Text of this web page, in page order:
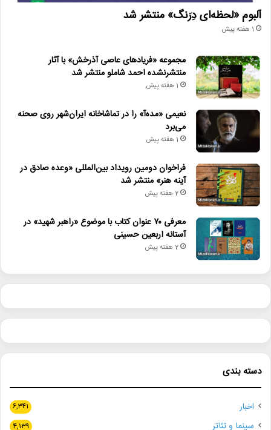
آلبوم «لحظه‌ای دِرَنگ» منتشر شد
1 هفته پیش
مجموعه «فریادهای عاصی آذرخش» با آثار
منتشرنشده احمد شاملو منتشر شد
1 هفته پیش
نعیمی «مده‌آ» را در تماشاخانه ایران‌شهر روی صحنه
می‌برد
1 هفته پیش
فراخوان دومین رویداد بین‌المللی «وعده صادق در
آینه هنر» منتشر شد
2 هفته پیش
معرفی ۷۰ عنوان کتاب با موضوع «راهبر شهید» در
آستانه اربعین حسینی
2 هفته پیش
دسته بندی
اخبار ۶,۳۴۱
سینما و تئاتر ۴,۱۳۹